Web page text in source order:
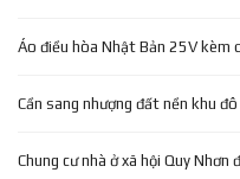
Áo điều hòa Nhật Bản 25V
Cần sang nhượng đất nền khu
Chung cư nhà ở xã hội Quy Nhơn